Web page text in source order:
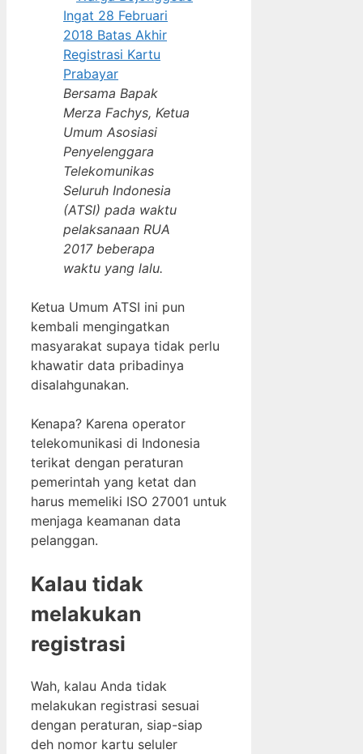
Bersama Bapak
Merza Fachys, Ketua
Umum Asosiasi
Penyelenggara
Telekomunikas
Seluruh Indonesia
(ATSI) pada waktu
pelaksanaan RUA
2017 beberapa
waktu yang lalu.
Ketua Umum ATSI ini pun
kembali mengingatkan
masyarakat supaya tidak perlu
khawatir data pribadinya
disalahgunakan.
Kenapa? Karena operator
telekomunikasi di Indonesia
terikat dengan peraturan
pemerintah yang ketat dan
harus memeliki ISO 27001 untuk
menjaga keamanan data
pelanggan.
Kalau tidak
melakukan
registrasi
Wah, kalau Anda tidak
melakukan registrasi sesuai
dengan peraturan, siap-siap
deh nomor kartu seluler